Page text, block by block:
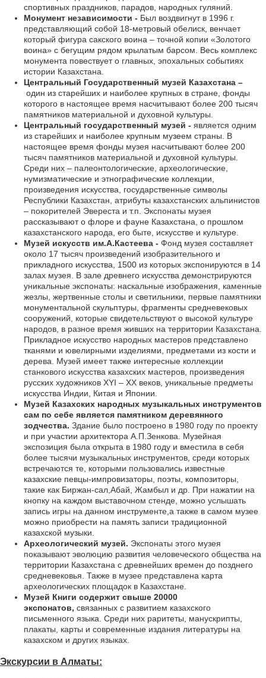
спортивных праздников, парадов, народных гуляний.
Монумент независимости - Был воздвигнут в 1996 г.
представляющий собой 18-метровый обелиск, венчает
который фигура сакского воина – точной копии «Золотого
воина» с бегущим рядом крылатым барсом. Весь комплекс
монумента повествует о главных, эпохальных событиях
истории Казахстана.
Центральный Государственный музей Казахстана –
один из старейших и наиболее крупных в стране, фонды
которого в настоящее время насчитывают более 200 тысяч
памятников материальной и духовной культуры.
Центральный государственный музей - является одним
из старейших и наиболее крупным музеем страны. В
настоящее время фонды музея насчитывают более 200
тысяч памятников материальной и духовной культуры.
Среди них – палеонтологические, археологические,
нумизматические и этнографические коллекции,
произведения искусства, государственные символы
Республики Казахстан, атрибуты казахстанских альпинистов
– покорителей Эвереста и т.п. Экспонаты музея
рассказывают о флоре и фауне Казахстана, о прошлом
казахстанского народа, его быте, искусстве и культуре.
Музей искусств им.А.Кастеева - Фонд музея составляет
около 17 тысяч произведений изобразительного и
прикладного искусства, 1500 из которых экспонируются в 14
залах музея. В зале древнего искусства демонстрируются
уникальные экспонаты: наскальные изображения, каменные
жезлы, жертвенные столы и светильники, первые памятники
монументальной скульптуры, фрагменты средневековых
сооружений, которые свидетельствуют о высокой культуре
народов, в разное время живших на территории Казахстана.
Прикладное искусство народных мастеров представлено
тканями и ювелирными изделиями, предметами из кости и
дерева. Музей имеет также интересные коллекции
станкового искусства казахских мастеров, произведения
русских художников XYI – XX веков, уникальные предметы
искусства Индии, Китая и Японии.
Музей Казахских народных музыкальных инструментов
сам по себе является памятником деревянного
зодчества. Здание было построено в 1980 году по проекту
и при участии архитектора А.П.Зенкова. Музейная
экспозиция была открыта в 1980 году и вместила в себя
более тысячи музыкальных инструментов, среди которых
встречаются те, которыми пользовались известные
казахские певцы-импровизаторы, поэты, композиторы,
такие как Биржан-сал,Абай, Жамбыл и др. При нажатии на
кнопку на каждом выставочном стенде, можно услышать
запись игры на данном инструменте,а также в самом музее
можно приобрести на память записи традиционной
казахской музыки.
Археологический музей. Экспонаты этого музея
показывают эволюцию развития человеческого общества на
территории Казахстана с древнейших времен до позднего
средневековья. Также в музее представлена карта
археологических площадок в Казахстане.
Музей Книги содержит свыше 20000
экспонатов, связанных с развитием казахского
письменного языка. Среди них раритеты, манускрипты,
плакаты, карты и современные издания литературы на
казахском и других языках.
Экскурсии в Алматы: